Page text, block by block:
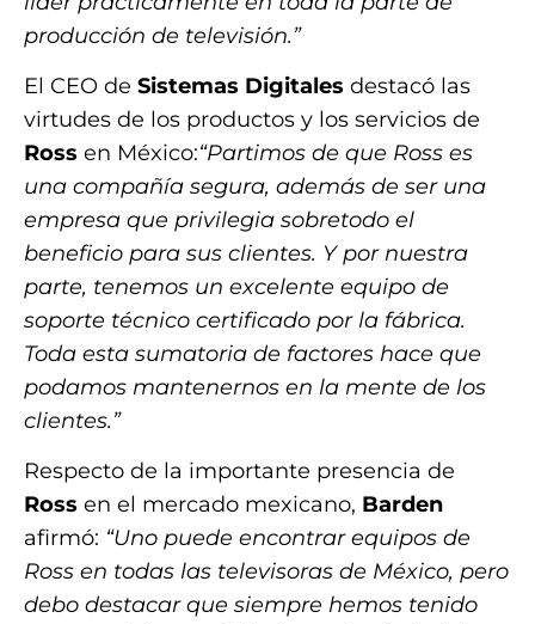
producción de televisión.”
El CEO de Sistemas Digitales destacó las
virtudes de los productos y los servicios de
Ross en México:“Partimos de que Ross es
una compañía segura, además de ser una
empresa que privilegia sobretodo el
beneficio para sus clientes. Y por nuestra
parte, tenemos un excelente equipo de
soporte técnico certificado por la fábrica.
Toda esta sumatoria de factores hace que
podamos mantenernos en la mente de los
clientes.”
Respecto de la importante presencia de
Ross en el mercado mexicano, Barden
afirmó: “Uno puede encontrar equipos de
Ross en todas las televisoras de México, pero
debo destacar que siempre hemos tenido